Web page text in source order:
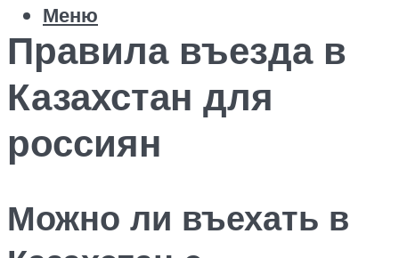
Меню
Правила въезда в
Казахстан для
россиян
Можно ли въехать в